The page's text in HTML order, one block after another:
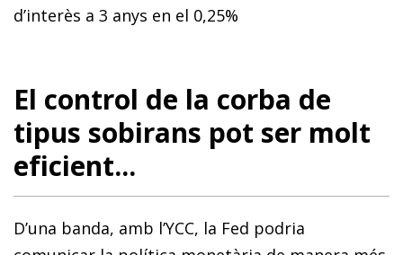
d’interès a 3 anys en el 0,25%
El control de la corba de
tipus sobirans pot ser molt
eficient...
D’una banda, amb l’YCC, la Fed podria